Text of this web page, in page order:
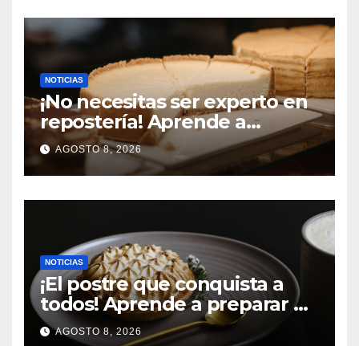
irresistible
NOTICIAS
¡No necesitas ser experto en
repostería! Aprende a
preparar un cheesecake de
maracuyá cremoso y sin
complicaciones
AGOSTO 8, 2026
NOTICIAS
¡El postre que conquista a
todos! Aprende a preparar un
pie de limón cremoso, fácil y
AGOSTO 8, 2026